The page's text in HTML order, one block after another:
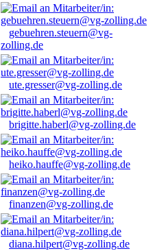
gebuehren.steuern@vg-
zolling.de
ute.gresser@vg-zolling.de
brigitte.haberl@vg-zolling.de
heiko.hauffe@vg-zolling.de
finanzen@vg-zolling.de
diana.hilpert@vg-zolling.de